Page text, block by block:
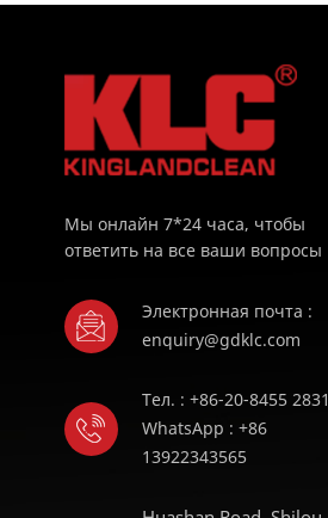
Мы онлайн 7*24 часа, чтобы
ответить на все ваши вопросы
Электронная почта :
enquiry@gdklc.com
Тел. : +86-20-8455 2831
WhatsApp : +86
13922343565